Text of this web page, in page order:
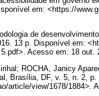
em: <https://
de
13 p. Disponível em:
Acesso em: 18
ROCHA, Janicy
Brasília, DF, v. 5, n. 2,
article/view/1678/1884>.